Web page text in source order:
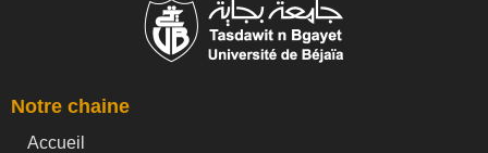
Notre chaine
Accueil